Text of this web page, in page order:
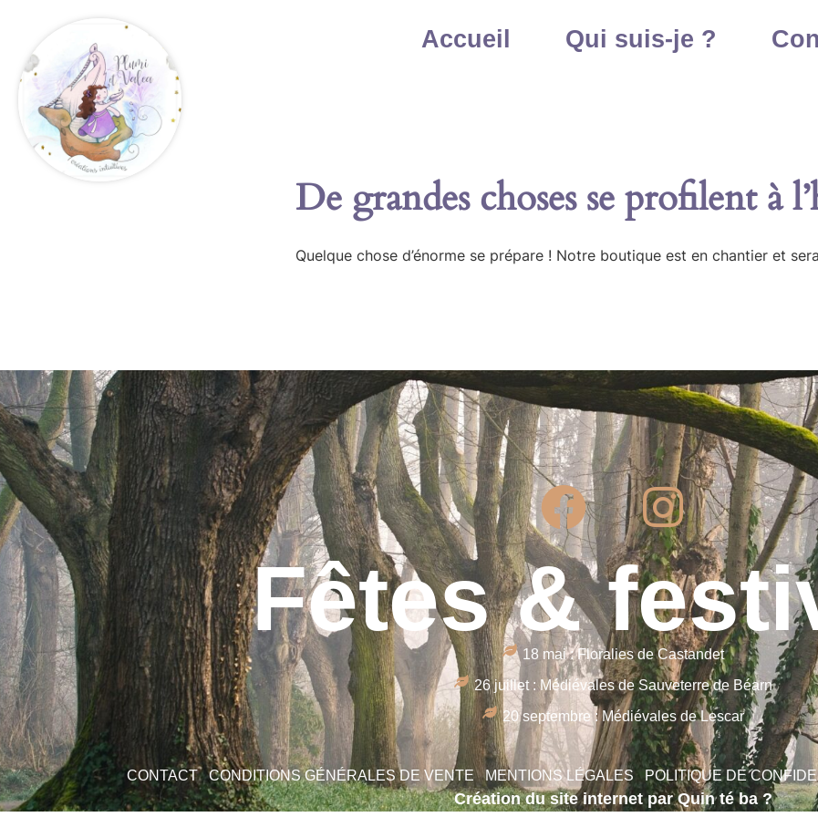
Accueil Qui suis-je ?
De grandes choses se profilent à
Quelque chose d’énorme se prépare ! Notre boutique est en chantier et
Fêtes &
18 mai : Floralies de Castandet
26 juillet : Médiévales de Sauveterre de Béarn
20 septembre : Médiévales de Lescar
CONTACT CONDITIONS GÉNÉRALES DE VENTE MENTIONS LÉGALES POLITIQUE DE
Création du site internet par Quin té ba ?